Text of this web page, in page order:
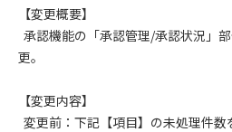
【変更概要】
承認機能の「承認管理/承認状況」
更。
【変更内容】
変更前：下記【項目】の未処理件数